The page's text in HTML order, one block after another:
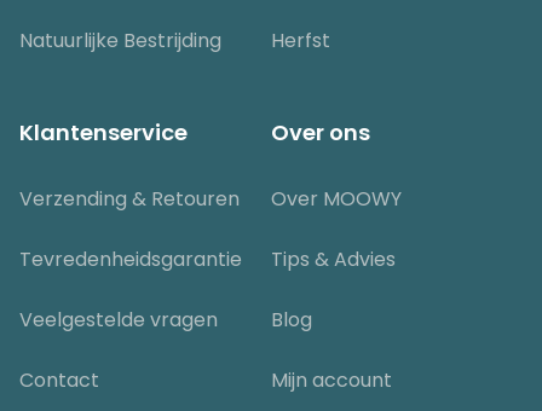
Natuurlijke Bestrijding Herfst
Klantenservice
Verzending & Retouren
Tevredenheidsgarantie
Veelgestelde vragen
Contact
Over ons
Over MOOWY
Tips & Advies
Blog
Mijn account